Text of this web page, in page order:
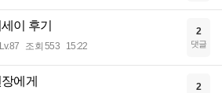
이 후기
Lv.87 조회 553 15:22
2
댓글
에게 2